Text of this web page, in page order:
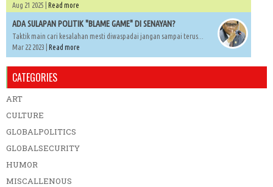
Aug 21 2025 | Read more
ADA SULAPAN POLITIK "BLAME GAME" DI SENAYAN?
Taktik main cari kesalahan mesti diwaspadai jangan sampai terus...
Mar 22 2023 | Read more
CATEGORIES
ART
CULTURE
GLOBALPOLITICS
GLOBALSECURITY
HUMOR
MISCALLENOUS